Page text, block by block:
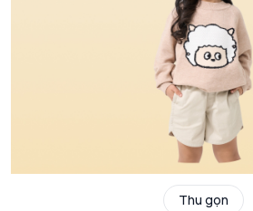
Thu gọn